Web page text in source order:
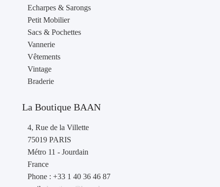
Echarpes & Sarongs
Petit Mobilier
Sacs & Pochettes
Vannerie
Vêtements
Vintage
Braderie
La Boutique BAAN
4, Rue de la Villette
75019 PARIS
Métro 11 - Jourdain
France
Phone : +33 1 40 36 46 87